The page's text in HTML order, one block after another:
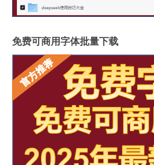
免费可商用字体批量下载